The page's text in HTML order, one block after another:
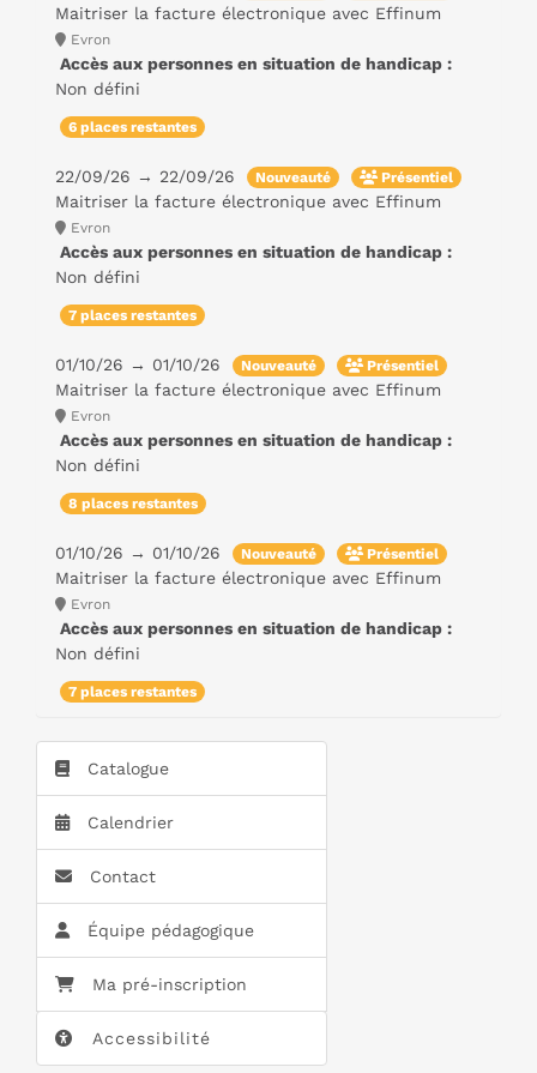
Maitriser la facture électronique avec Effinum
Evron
Accès aux personnes en situation de handicap :
Non défini
6 places restantes
22/09/26 → 22/09/26 Nouveauté Présentiel
Maitriser la facture électronique avec Effinum
Evron
Accès aux personnes en situation de handicap :
Non défini
7 places restantes
01/10/26 → 01/10/26 Nouveauté Présentiel
Maitriser la facture électronique avec Effinum
Evron
Accès aux personnes en situation de handicap :
Non défini
8 places restantes
01/10/26 → 01/10/26 Nouveauté Présentiel
Maitriser la facture électronique avec Effinum
Evron
Accès aux personnes en situation de handicap :
Non défini
7 places restantes
Catalogue
Calendrier
Contact
Équipe pédagogique
Ma pré-inscription
Accessibilité